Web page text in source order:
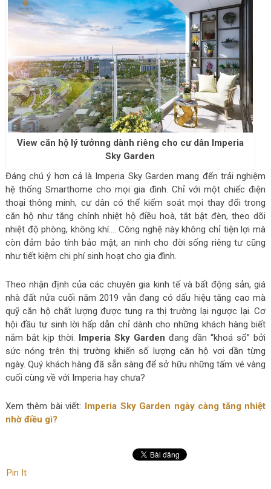
View căn hộ lý tưởnng dành riêng cho cư dân Imperia
Sky Garden
Đáng chú ý hơn cả là Imperia Sky Garden mang đến trải nghiệm
hệ thống Smarthome cho mọi gia đình. Chỉ với một chiếc điện
thoại thông minh, cư dân có thể kiểm soát mọi thay đổi trong
căn hộ như tăng chỉnh nhiệt hộ điều hoà, tắt bật đèn, theo dõi
nhiệt độ phòng, không khí…. Công nghệ này không chỉ tiện lợi mà
còn đảm bảo tính bảo mật, an ninh cho đời sống riêng tư cũng
như tiết kiệm chi phí sinh hoạt cho gia đình.
Theo nhận định của các chuyên gia kinh tế và bất động sản, giá
nhà đất nửa cuối năm 2019 vẫn đang có dấu hiệu tăng cao mà
quỹ căn hộ chất lượng được tung ra thị trường lại ngược lại. Cơ
hội đầu tư sinh lời hấp dẫn chỉ dành cho những khách hàng biết
nắm bắt kịp thời. Imperia Sky Garden đang dần “khoá sổ” bởi
sức nóng trên thị trường khiến số lượng căn hộ vơi dần từng
ngày. Quý khách hàng đã sẵn sàng để sở hữu những tấm vé vàng
cuối cùng về với Imperia hay chưa?
Xem thêm bài viết: Imperia Sky Garden ngày càng tăng nhiệt
nhờ điều gì?
Pin It